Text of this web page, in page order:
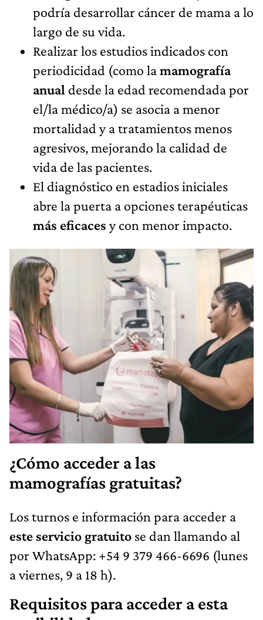
podría desarrollar cáncer de mama a lo
largo de su vida.
Realizar los estudios indicados con
periodicidad (como lamamografía
anual desde la edad recomendada por
el/la médico/a) se asocia a menor
mortalidad y a tratamientos menos
agresivos, mejorando la calidad de
vida de las pacientes.
El diagnóstico en estadios iniciales
abre la puerta a opciones terapéuticas
más eficaces y con menor impacto.
¿Cómo acceder a las
mamografías gratuitas?
Los turnos e información para acceder a
este servicio gratuito se dan llamando al
por WhatsApp: +54 9 379 466-6696 (lunes
a viernes, 9 a 18 h).
Requisitos para acceder a esta